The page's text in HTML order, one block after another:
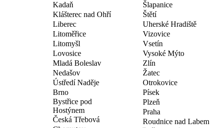
Kadaň
Klášterec nad Ohří
Liberec
Litoměřice
Litomyšl
Lovosice
Mladá Boleslav
Nedašov
Šlapanice
Štětí
Uherské Hradiště
Vizovice
Vsetín
Vysoké Mýto
Zlín
Žatec
Ústředí Naděje
Brno
Bystřice pod
Hostýnem
Česká Třebová
Otrokovice
Písek
Plzeň
Praha
Roudnice nad Labem